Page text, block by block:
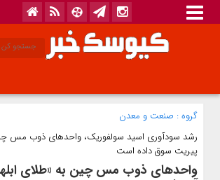
گروه : صنعت و معدن
رشد سودآوری اسید سولفوریک، واحدهای ذوب‌ مس
پیریت سوق داده است
واحدهای ذوب مس چین به «طلای